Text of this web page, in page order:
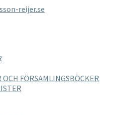
OCH FÖRSAMLINGSBÖCKER